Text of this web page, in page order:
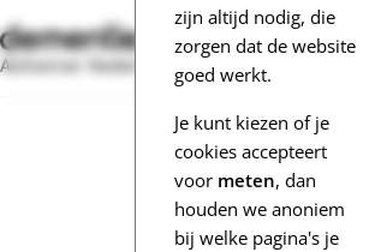
zijn altijd nodig, die
zorgen dat de website
goed werkt.
Je kunt kiezen of je
cookies accepteert
voor meten, dan
houden we anoniem
bij welke pagina's je
Alzheimer Nederland